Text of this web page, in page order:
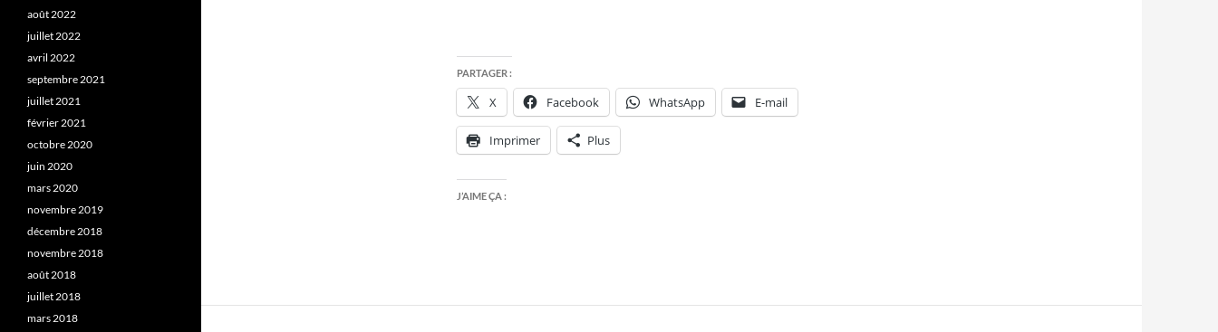
PARTAGER :
X Facebook WhatsApp E-mail
Imprimer Plus
J’AIME ÇA :
août 2022
juillet 2022
avril 2022
septembre 2021
juillet 2021
février 2021
octobre 2020
juin 2020
mars 2020
novembre 2019
décembre 2018
novembre 2018
août 2018
juillet 2018
mars 2018